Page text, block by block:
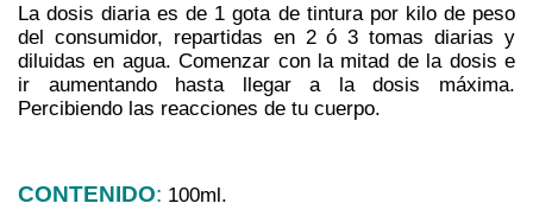
La dosis diaria es de 1 gota de tintura por kilo de peso
del consumidor, repartidas en 2 ó 3 tomas diarias y
diluidas en agua. Comenzar con la mitad de la dosis e
ir aumentando hasta llegar a la dosis máxima.
Percibiendo las reacciones de tu cuerpo.
CONTENIDO: 100ml.